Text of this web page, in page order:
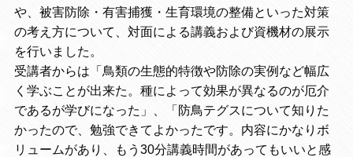
や、被害防除・有害捕獲・生育環境の整備といった対策
の考え方について、対面による講義および資機材の展示
を行いました。
受講者からは「鳥類の生態的特徴や防除の実例など幅広
く学ぶことが出来た。種によって効果が異なるのが厄介
であるが学びになった」、「防鳥テグスについて知りた
かったので、勉強できてよかったです。内容にかなりボ
リュームがあり、もう30分講義時間があってもいいと感